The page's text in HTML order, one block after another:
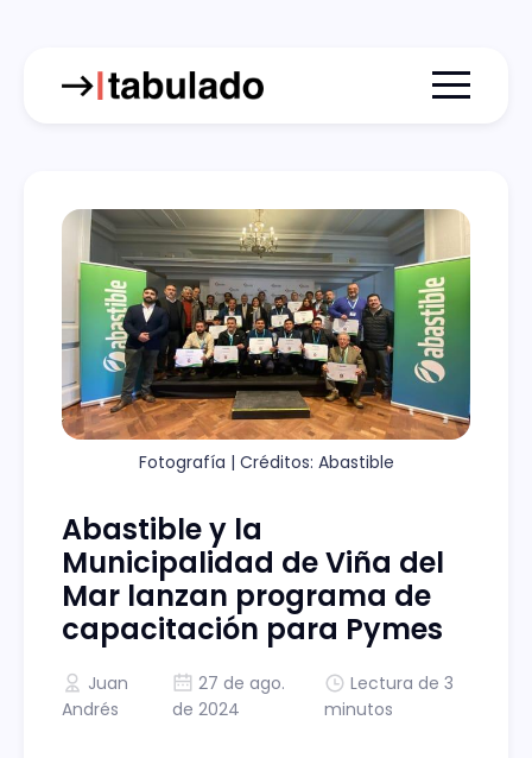
Menu
Fotografía | Créditos: Abastible
Abastible y la
Municipalidad de Viña del
Mar lanzan programa de
capacitación para Pymes
Juan
Andrés
27 de ago.
de 2024
Lectura de 3
minutos